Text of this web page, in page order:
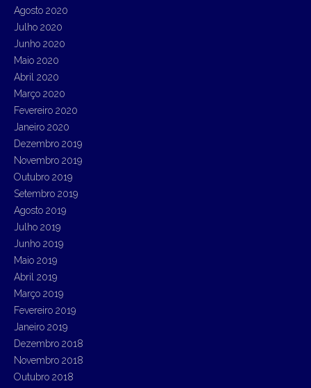
Agosto 2020
Julho 2020
Junho 2020
Maio 2020
Abril 2020
Março 2020
Fevereiro 2020
Janeiro 2020
Dezembro 2019
Novembro 2019
Outubro 2019
Setembro 2019
Agosto 2019
Julho 2019
Junho 2019
Maio 2019
Abril 2019
Março 2019
Fevereiro 2019
Janeiro 2019
Dezembro 2018
Novembro 2018
Outubro 2018